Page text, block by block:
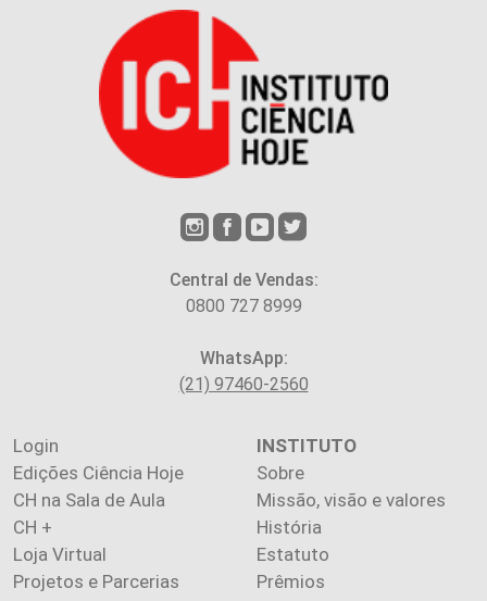
Central de Vendas:
0800 727 8999
WhatsApp:
(21) 97460-2560
Login
Edições Ciência Hoje
CH na Sala de Aula
CH +
Loja Virtual
Projetos e Parcerias
INSTITUTO
Sobre
Missão, visão e valores
História
Estatuto
Prêmios